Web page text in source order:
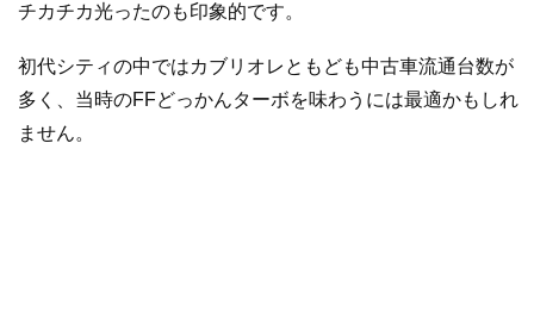
チカチカ光ったのも印象的です。
初代シティの中ではカブリオレともども中古車流通台数が
多く、当時のFFどっかんターボを味わうには最適かもしれ
ません。